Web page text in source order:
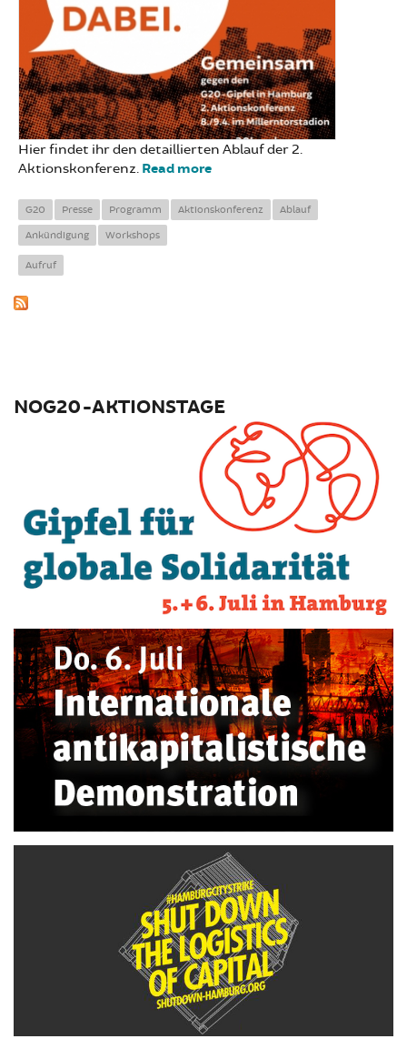
Hier findet ihr den detaillierten Ablauf der 2.
Aktionskonferenz. Read more
Aktionskonferenz
G20 Presse Programm Aktionskonferenz Ablauf
Ankündigung Workshops
Aufruf
NOG20-AKTIONSTAGE